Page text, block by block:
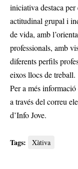
iniciativa destaca
actitudinal grupal i
de vida, amb
professionals, amb
diferents perfils
eixos llocs de treball.
Per a més
a través del correu
d’Info Jove.
Tags: Xàtiva